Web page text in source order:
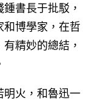
書長于批駁，
和博學家，在哲
精妙的總結，
明火，和魯迅一